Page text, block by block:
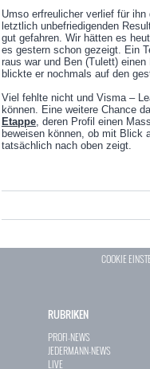
Umso erfreulicher verlief für
letztlich unbefriedigenden
gut gefahren. Wir hätten es
es gestern schon gezeigt. Ein
raus war und Ben (Tulett)
blickte er nochmals auf den
Viel fehlte nicht und Visma –
können. Eine weitere Chance
Etappe , deren Profil einen
beweisen können, ob mit Blick
tatsächlich nach oben zeigt.
COOKIE
RUBRIKEN
PROFI-NEWS
JEDERMANN-NEWS
LIVE